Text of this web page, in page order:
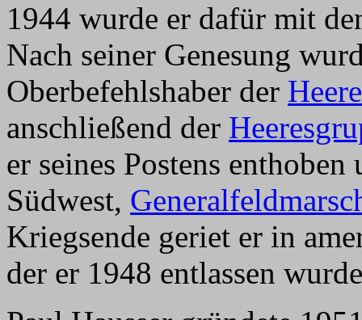
1944 wurde er dafür mit
Nach seiner Genesung
Oberbefehlshaber der
anschließend der
er seines Postens
Südwest,
Kriegsende geriet er in
der er 1948 entlassen